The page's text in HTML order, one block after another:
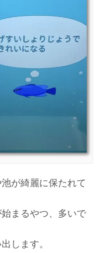
が綺麗に保たれて
まるやつ、多いで
します。